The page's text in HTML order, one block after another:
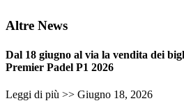
Altre News
Dal 18 giugno al via la vendita dei
Premier Padel P1 2026
Leggi di più >> Giugno 18, 2026